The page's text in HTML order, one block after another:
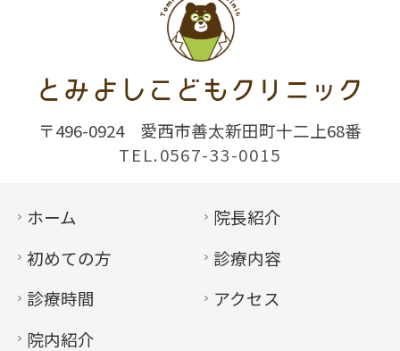
〒496-0924
愛西市善太新田町十二上68番
TEL.0567-33-0015
ホーム
院長紹介
初めての方
診療内容
診療時間
アクセス
院内紹介